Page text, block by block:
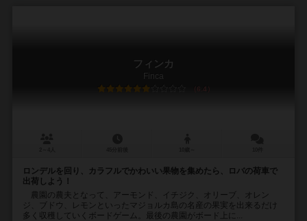
フィンカ
Finca
6.4
ロンデルを回り、カラフルでかわいい果物を集めたら、ロバの荷車で
出荷しよう！
農園の農夫となって、アーモンド、イチジク、オリーブ、オレン
ジ、ブドウ、レモンといったマジョルカ島の名産の果実を出来るだけ
多く収穫していくボードゲーム。最後の農園がボード上に...